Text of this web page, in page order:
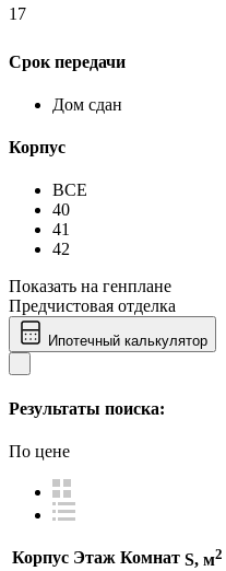
17
Срок передачи
Дом сдан
Корпус
ВСЕ
40
41
42
Показать на генплане
Предчистовая отделка
Ипотечный калькулятор
Результаты поиска:
По цене
По цене за м
По цене за м
По цене
Корпус Этаж Комнат S, м2